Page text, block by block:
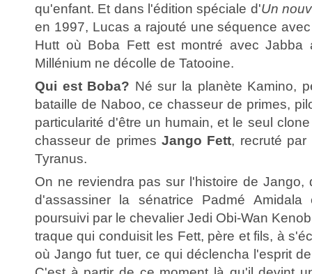
qu'enfant. Et dans l'édition spéciale d'Un
en 1997, Lucas a rajouté une séquence
Hutt où Boba Fett est montré avec Jabba
Millénium ne décolle de Tatooine.
Qui est Boba? Né sur la planète Kamino,
bataille de Naboo, ce chasseur de primes,
particularité d'être un humain, et le seul
chasseur de primes Jango Fett, recruté par
Tyranus.
On ne reviendra pas sur l'histoire de Jango,
d'assassiner la sénatrice Padmé
poursuivi par le chevalier Jedi Obi-Wan
traque qui conduisit les Fett, père et fils, à
où Jango fut tuer, ce qui déclencha l'esprit